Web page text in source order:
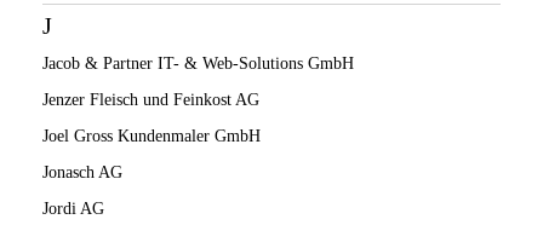
J
Jacob & Partner IT- & Web-Solutions GmbH
Jenzer Fleisch und Feinkost AG
Joel Gross Kundenmaler GmbH
Jonasch AG
Jordi AG